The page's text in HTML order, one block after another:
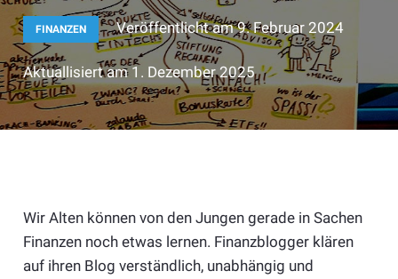
FINANZEN Veröffentlicht am9. Februar 2024
Aktuallisiert am 1. Dezember 2025
Wir Alten können von den Jungen gerade in Sachen
Finanzen noch etwas lernen. Finanzblogger klären
auf ihren Blog verständlich, unabhängig und